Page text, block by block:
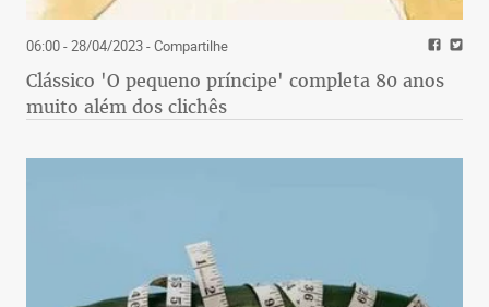
06:00 - 28/04/2023- Compartilhe
Clássico 'O pequeno príncipe' completa 80 anos
muito além dos clichês